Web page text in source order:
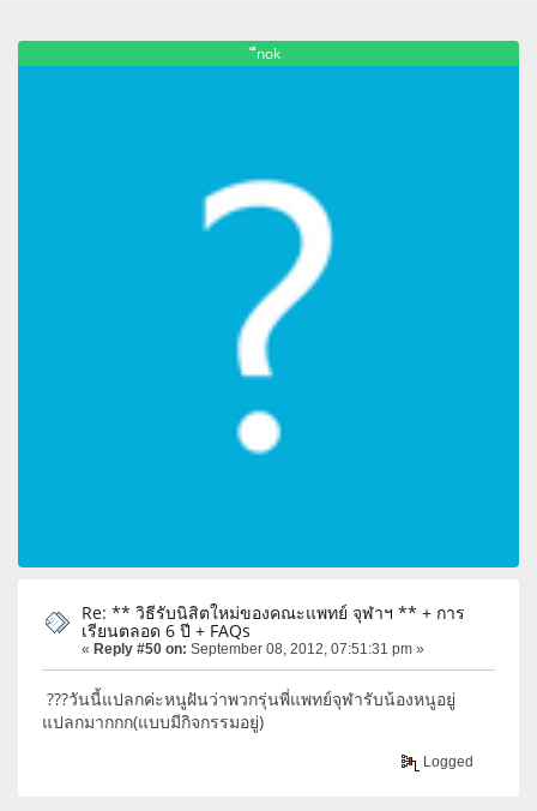
ืnok
Re: ** วิธีรับนิสิตใหม่ของคณะแพทย์ จุฬาฯ ** + การ
เรียนตลอด 6 ปี + FAQs
« Reply #50 on: September 08, 2012, 07:51:31 pm »
???วันนี้แปลกค่ะหนูฝันว่าพวกรุ่นพี่แพทย์จุฬารับน้องหนูอยู่
แปลกมากกก(แบบมีกิจกรรมอยู่)
Logged